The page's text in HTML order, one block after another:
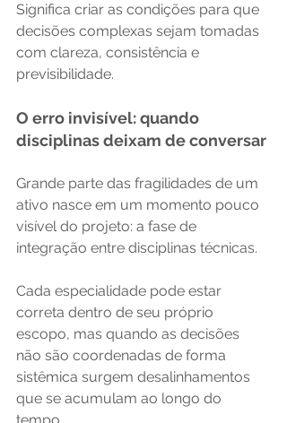
Significa criar as condições para que
decisões complexas sejam tomadas
com clareza, consistência e
previsibilidade.
O erro invisível: quando
disciplinas deixam de conversar
Grande parte das fragilidades de um
ativo nasce em um momento pouco
visível do projeto: a fase de
integração entre disciplinas técnicas.
Cada especialidade pode estar
correta dentro de seu próprio
escopo, mas quando as decisões
não são coordenadas de forma
sistêmica surgem desalinhamentos
que se acumulam ao longo do